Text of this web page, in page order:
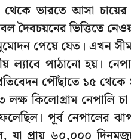
ভারতে আসা চায়ের
দৈবচয়নের ভিত্তিতে
পেয়ে যেত। এখন
ল্যাবে পাঠানো হয়।
পৌঁছাতে ১৫
লক্ষ কিলোগ্রাম নেপালি
পূর্ব নেপালের
যা প্রায় ৬০,০০০